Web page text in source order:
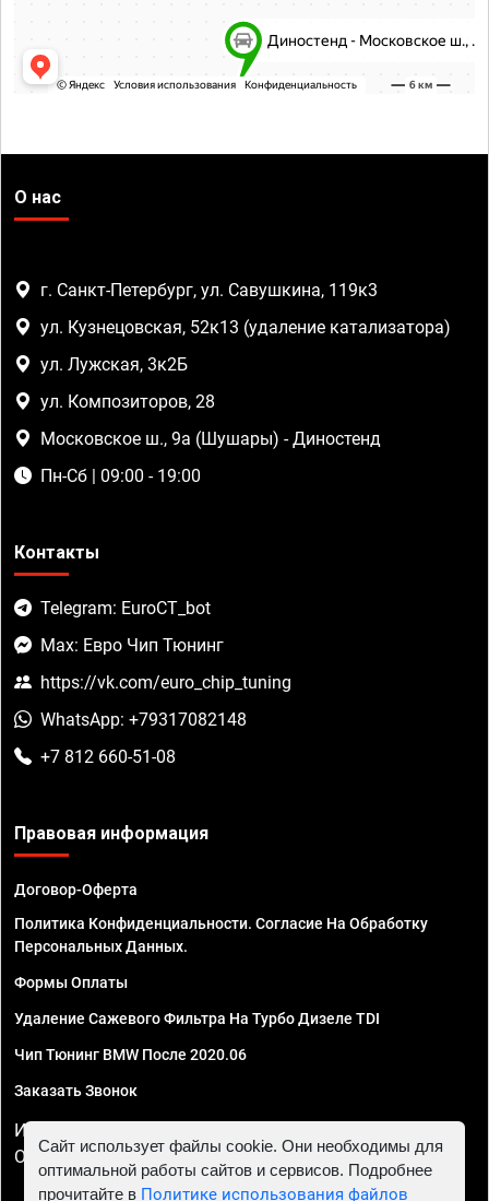
О нас
г. Санкт-Петербург, ул. Савушкина, 119к3
ул. Кузнецовская, 52к13 (удаление катализатора)
ул. Лужская, 3к2Б
ул. Композиторов, 28
Московское ш., 9а (Шушары) - Диностенд
Пн-Сб | 09:00 - 19:00
Контакты
Telegram: EuroCT_bot
Max: Евро Чип Тюнинг
https://vk.com/euro_chip_tuning
WhatsApp: +79317082148
+7 812 660-51-08
Правовая информация
Договор-Оферта
Политика Конфиденциальности. Согласие На Обработку
Персональных Данных.
Формы Оплаты
Удаление Сажевого Фильтра На Турбо Дизеле TDI
Чип Тюнинг BMW После 2020.06
Заказать Звонок
ИП Смирнов Георгий Павлович. ИНН 781302555843,
ОГРНИП 324470400032610
Сайт использует файлы cookie. Они необходимы для
оптимальной работы сайтов и сервисов. Подробнее
прочитайте в Политике использования файлов